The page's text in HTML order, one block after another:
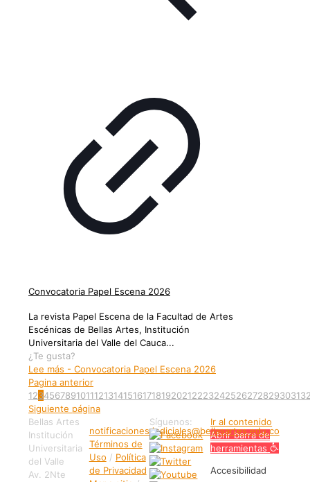
Convocatoria Papel Escena 2026
La revista Papel Escena de la Facultad de Artes
Escénicas de Bellas Artes, Institución
Universitaria del Valle del Cauca...
¿Te gusta?
Lee más - Convocatoria Papel Escena 2026
Pagina anterior
12345678910111213141516171819202122232425262728293031
Siguiente página
Bellas Artes
Institución
Universitaria
del Valle
Av. 2Nte
notificaciones.judiciales@bellasartes.edu.co
Términos de
Uso / Política
de Privacidad
Síguenos:
Ir al contenido
Abrir barra de
herramientas
Accesibilidad